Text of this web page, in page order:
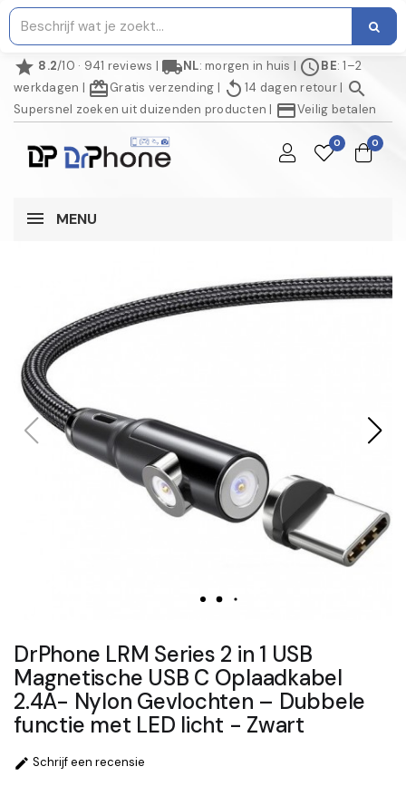
star 8.2/10 · 941 reviews | local_shippingNL: morgen in huis | scheduleBE: 1–2
werkdagen | redeemGratis verzending | replay 14 dagen retour| search
Supersnel zoeken uit duizenden producten | credit_cardVeilig betalen
0 0
MENU
DrPhone LRM Series 2 in 1 USB
Magnetische USB C Oplaadkabel
2.4A- Nylon Gevlochten – Dubbele
functie met LED licht - Zwart
 Schrijf een recensie